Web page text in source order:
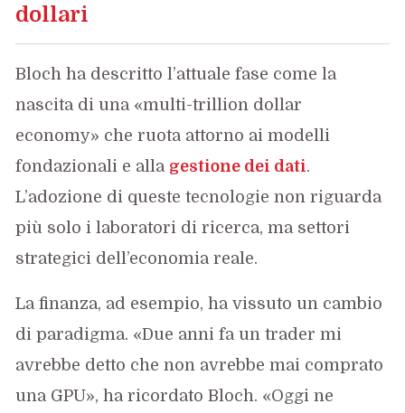
dollari
Bloch ha descritto l’attuale fase come la
nascita di una «multi-trillion dollar
economy» che ruota attorno ai modelli
fondazionali e alla gestione dei dati.
L’adozione di queste tecnologie non riguarda
più solo i laboratori di ricerca, ma settori
strategici dell’economia reale.
La finanza, ad esempio, ha vissuto un cambio
di paradigma. «Due anni fa un trader mi
avrebbe detto che non avrebbe mai comprato
una GPU», ha ricordato Bloch. «Oggi ne